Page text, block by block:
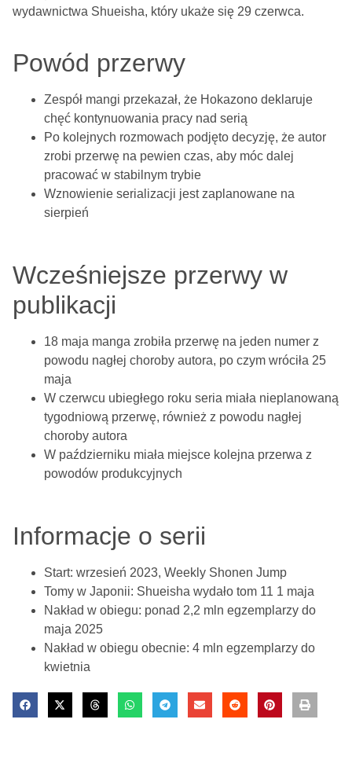
wydawnictwa Shueisha, który ukaże się 29 czerwca.
Powód przerwy
Zespół mangi przekazał, że Hokazono deklaruje
chęć kontynuowania pracy nad serią
Po kolejnych rozmowach podjęto decyzję, że autor
zrobi przerwę na pewien czas, aby móc dalej
pracować w stabilnym trybie
Wznowienie serializacji jest zaplanowane na
sierpień
Wcześniejsze przerwy w
publikacji
18 maja manga zrobiła przerwę na jeden numer z
powodu nagłej choroby autora, po czym wróciła 25
maja
W czerwcu ubiegłego roku seria miała nieplanowaną
tygodniową przerwę, również z powodu nagłej
choroby autora
W październiku miała miejsce kolejna przerwa z
powodów produkcyjnych
Informacje o serii
Start: wrzesień 2023, Weekly Shonen Jump
Tomy w Japonii: Shueisha wydało tom 11 1 maja
Nakład w obiegu: ponad 2,2 mln egzemplarzy do
maja 2025
Nakład w obiegu obecnie: 4 mln egzemplarzy do
kwietnia